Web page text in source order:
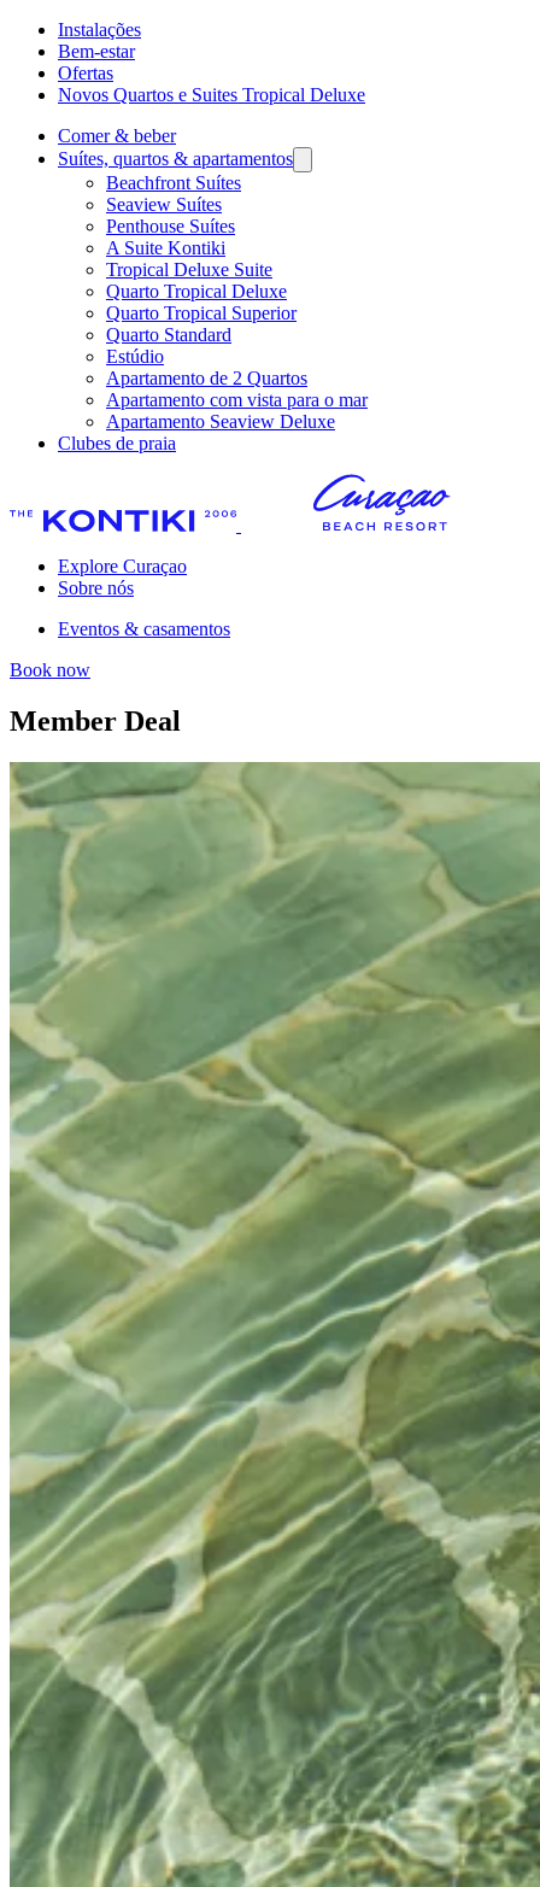
Instalações
Bem-estar
Ofertas
Novos Quartos e Suites Tropical Deluxe
Comer & beber
Suítes, quartos & apartamentos
Beachfront Suítes
Seaview Suítes
Penthouse Suítes
A Suite Kontiki
Tropical Deluxe Suite
Quarto Tropical Deluxe
Quarto Tropical Superior
Quarto Standard
Estúdio
Apartamento de 2 Quartos
Apartamento com vista para o mar
Apartamento Seaview Deluxe
Clubes de praia
Explore Curaçao
Sobre nós
Eventos & casamentos
Book now
Member Deal